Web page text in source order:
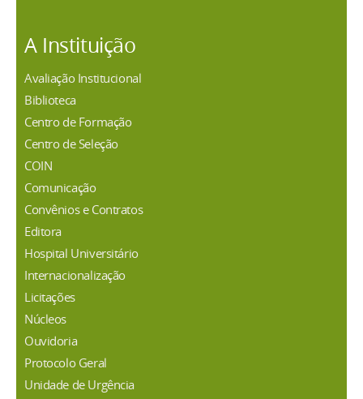
A Instituição
Avaliação Institucional
Biblioteca
Centro de Formação
Centro de Seleção
COIN
Comunicação
Convênios e Contratos
Editora
Hospital Universitário
Internacionalização
Licitações
Núcleos
Ouvidoria
Protocolo Geral
Unidade de Urgência